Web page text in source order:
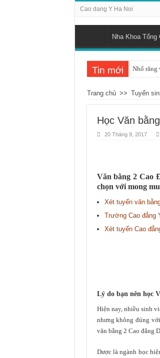
Cao dang Y Ha Noi
Nha Khoa Tổng
Tin mới Nhổ răng
Cách
Nguyên
Quá
Tác
Chảy
Có nên
Trang chủ >> Tuyển
Học Văn
20 Tháng 9, 2017
Văn bằng 2 Cao
chọn với mong
Xét tuyển văn
Trường Cao đẳng
Xét tuyển Cao
Lý do bạn nên học
Hiện nay, nhiều sinh
nhưng không đúng
văn bằng 2 Cao đẳng
Dược là ngành học